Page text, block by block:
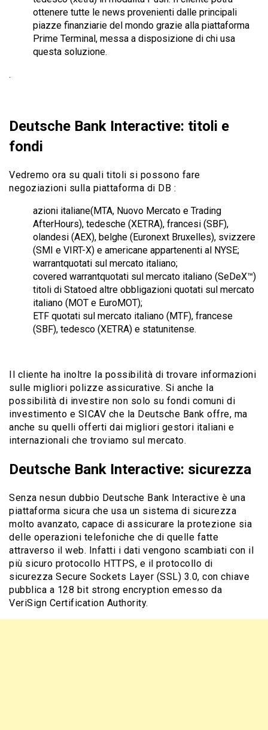
ottenere tutte le news provenienti dalle principali
piazze finanziarie del mondo grazie alla piattaforma
Prime Terminal, messa a disposizione di chi usa
questa soluzione.
.
Deutsche Bank Interactive: titoli e
fondi
Vedremo ora su quali titoli si possono fare
negoziazioni sulla piattaforma di DB :
azioni italiane(MTA, Nuovo Mercato e Trading
AfterHours), tedesche (XETRA), francesi (SBF),
olandesi (AEX), belghe (Euronext Bruxelles), svizzere
(SMI e VIRT-X) e americane appartenenti al NYSE;
warrantquotati sul mercato italiano;
covered warrantquotati sul mercato italiano (SeDeX™)
titoli di Statoed altre obbligazioni quotati sul mercato
italiano (MOT e EuroMOT);
ETF quotati sul mercato italiano (MTF), francese
(SBF), tedesco (XETRA) e statunitense.
Il cliente ha inoltre la possibilità di trovare informazioni
sulle migliori polizze assicurative. Si anche la
possibilità di investire non solo su fondi comuni di
investimento e SICAV che la Deutsche Bank offre, ma
anche su quelli offerti dai migliori gestori italiani e
internazionali che troviamo sul mercato.
Deutsche Bank Interactive: sicurezza
Senza nesun dubbio Deutsche Bank Interactive è una
piattaforma sicura che usa un sistema di sicurezza
molto avanzato, capace di assicurare la protezione sia
delle operazioni telefoniche che di quelle fatte
attraverso il web. Infatti i dati vengono scambiati con il
più sicuro protocollo HTTPS, e il protocollo di
sicurezza Secure Sockets Layer (SSL) 3.0, con chiave
pubblica a 128 bit strong encryption emesso da
VeriSign Certification Authority.